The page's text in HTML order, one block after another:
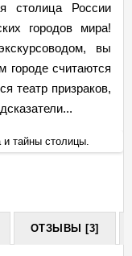
столица России
городов мира!
вы
городе считаются
театр призраков,
и тайны столицы.
ОТЗЫВЫ [3]